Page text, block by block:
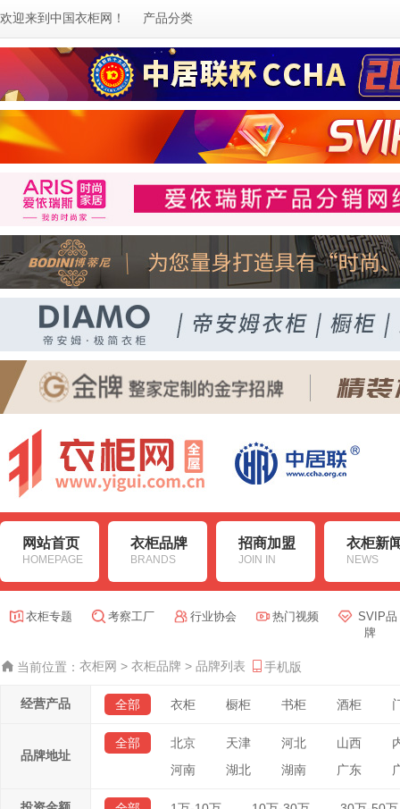
欢迎来到 中国衣柜网 ！ 产品分类
网站首页
HOMEPAGE
衣柜品牌
BRANDS
招商加盟
JOIN IN
衣柜新
NEWS
衣柜专题 考察工厂 行业协会 热门视频
SVIP品
牌
当前位置： 衣柜网 > 衣柜品牌 > 品牌列表 手机版
经营产品 全部 衣柜 橱柜 书柜 酒柜
品牌地址
全部 北京 天津 河北 山西
河南
湖北 湖南 广东